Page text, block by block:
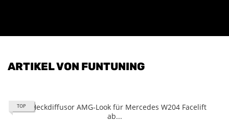
ARTIKEL VON FUNTUNING
TOP